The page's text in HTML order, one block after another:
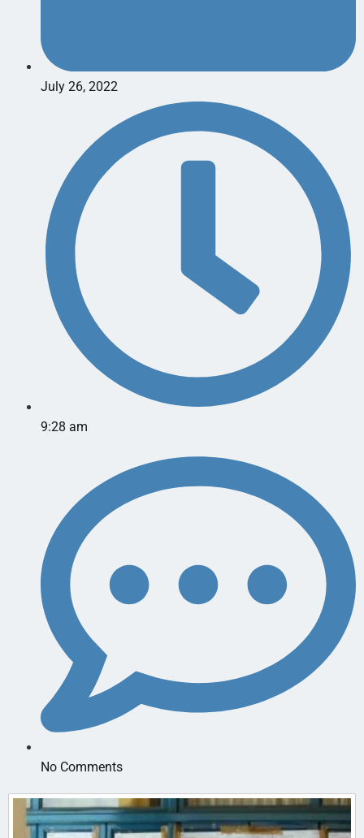
July 26, 2022
9:28 am
No Comments